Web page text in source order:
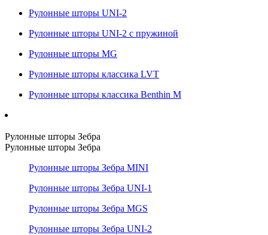
Рулонные шторы UNI-2
Рулонные шторы UNI-2 с пружиной
Рулонные шторы MG
Рулонные шторы классика LVT
Рулонные шторы классика Benthin M
Рулонные шторы Зебра
Рулонные шторы Зебра
Рулонные шторы Зебра MINI
Рулонные шторы Зебра UNI-1
Рулонные шторы Зебра MGS
Рулонные шторы Зебра UNI-2